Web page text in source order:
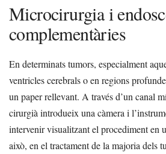
Microcirurgia i
complementàries
En determinats tumors, especialment
ventricles cerebrals o en regions
un paper rellevant. A través d’un canal
cirurgià introdueix una càmera i
intervenir visualitzant el procediment en
això, en el tractament de la majoria dels